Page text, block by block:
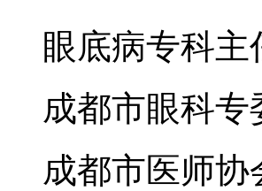
眼底病专科
成都市眼科专
成都市医师